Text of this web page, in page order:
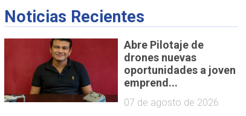
Noticias Recientes
Abre Pilotaje de
drones nuevas
oportunidades a joven
emprend...
07 de agosto de 2026